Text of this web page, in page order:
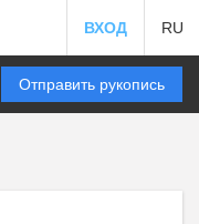
ВХОД RU
Отправить рукопись